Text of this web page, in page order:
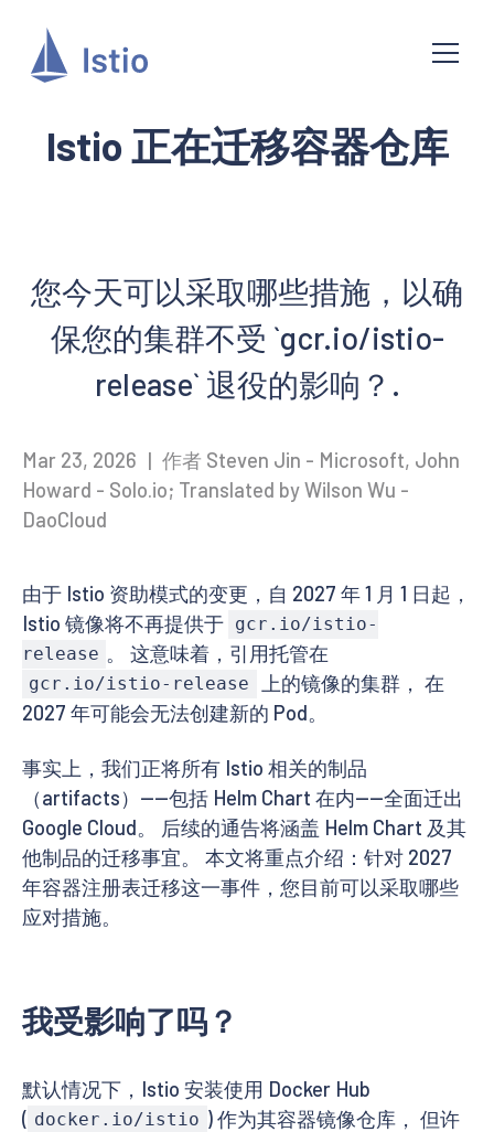
Istio 正在迁移容器仓库
您今天可以采取哪些措施，以确
保您的集群不受 `gcr.io/istio-
release` 退役的影响？.
Mar 23, 2026 | 作者 Steven Jin - Microsoft, John
Howard - Solo.io; Translated by Wilson Wu -
DaoCloud
由于 Istio 资助模式的变更，自 2027 年 1 月 1 日起，
Istio 镜像将不再提供于 gcr.io/istio-
release 。 这意味着，引用托管在
gcr.io/istio-release
上的镜像的集群， 在
2027 年可能会无法创建新的 Pod。
事实上，我们正将所有 Istio 相关的制品
（artifacts）——包括 Helm Chart 在内——全面迁出
Google Cloud。 后续的通告将涵盖 Helm Chart 及其
他制品的迁移事宜。 本文将重点介绍：针对 2027
年容器注册表迁移这一事件，您目前可以采取哪些
应对措施。
我受影响了吗？
默认情况下，Istio 安装使用 Docker Hub
( docker.io/istio ) 作为其容器镜像仓库， 但许